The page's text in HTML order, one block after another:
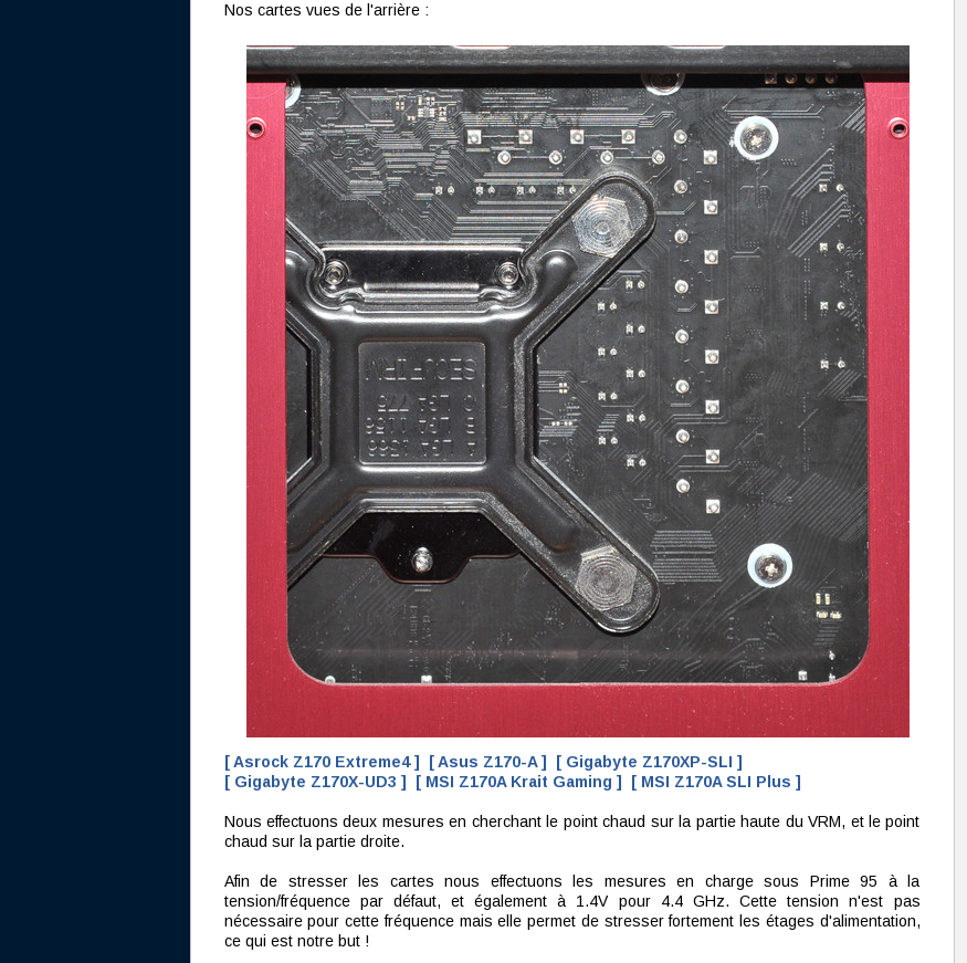
Nos cartes vues de l'arrière :
[ Asrock Z170 Extreme4 ] [ Asus Z170-A ]
[ Gigabyte Z170XP-SLI ]
[ Gigabyte Z170X-UD3 ]
[ MSI Z170A Krait Gaming ] [ MSI Z170A SLI Plus ]
Nous effectuons deux mesures en cherchant le point chaud sur la partie haute du VRM, et le point
chaud sur la partie droite.
Afin de stresser les cartes nous effectuons les mesures en charge sous Prime 95 à la
tension/fréquence par défaut, et également à 1.4V pour 4.4 GHz. Cette tension n'est pas
nécessaire pour cette fréquence mais elle permet de stresser fortement les étages d'alimentation,
ce qui est notre but !